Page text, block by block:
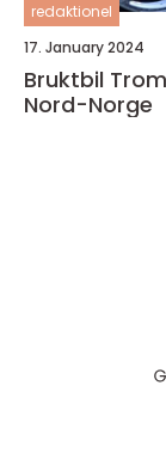
redaktionel
17. January 2024
Bruktbil
Nord-Norge